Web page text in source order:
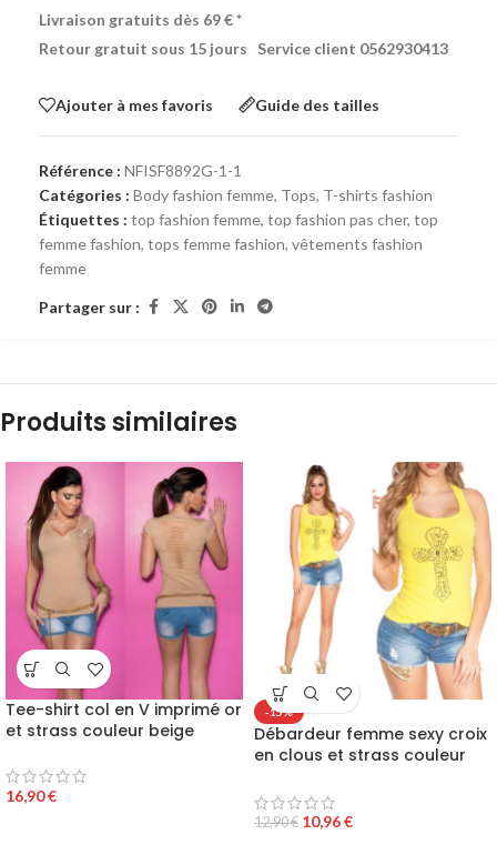
Livraison gratuits dès 69 € *
Retour gratuit sous 15 jours
Service client 0562930413
Ajouter à mes favoris Guide des tailles
Référence : NFISF8892G-1-1
Catégories : Body fashion femme, Tops, T-shirts fashion
Étiquettes : top fashion femme, top fashion pas cher, top
femme fashion, tops femme fashion, vêtements fashion
femme
Partager sur :
Produits similaires
Tee-shirt col en V imprimé or
et strass couleur beige
16,90€
-15%
Débardeur femme sexy croix
en clous et strass couleur
12,90€ 10,96€